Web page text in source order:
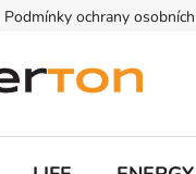
Podmínky ochrany